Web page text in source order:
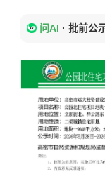
问AI · 批前公